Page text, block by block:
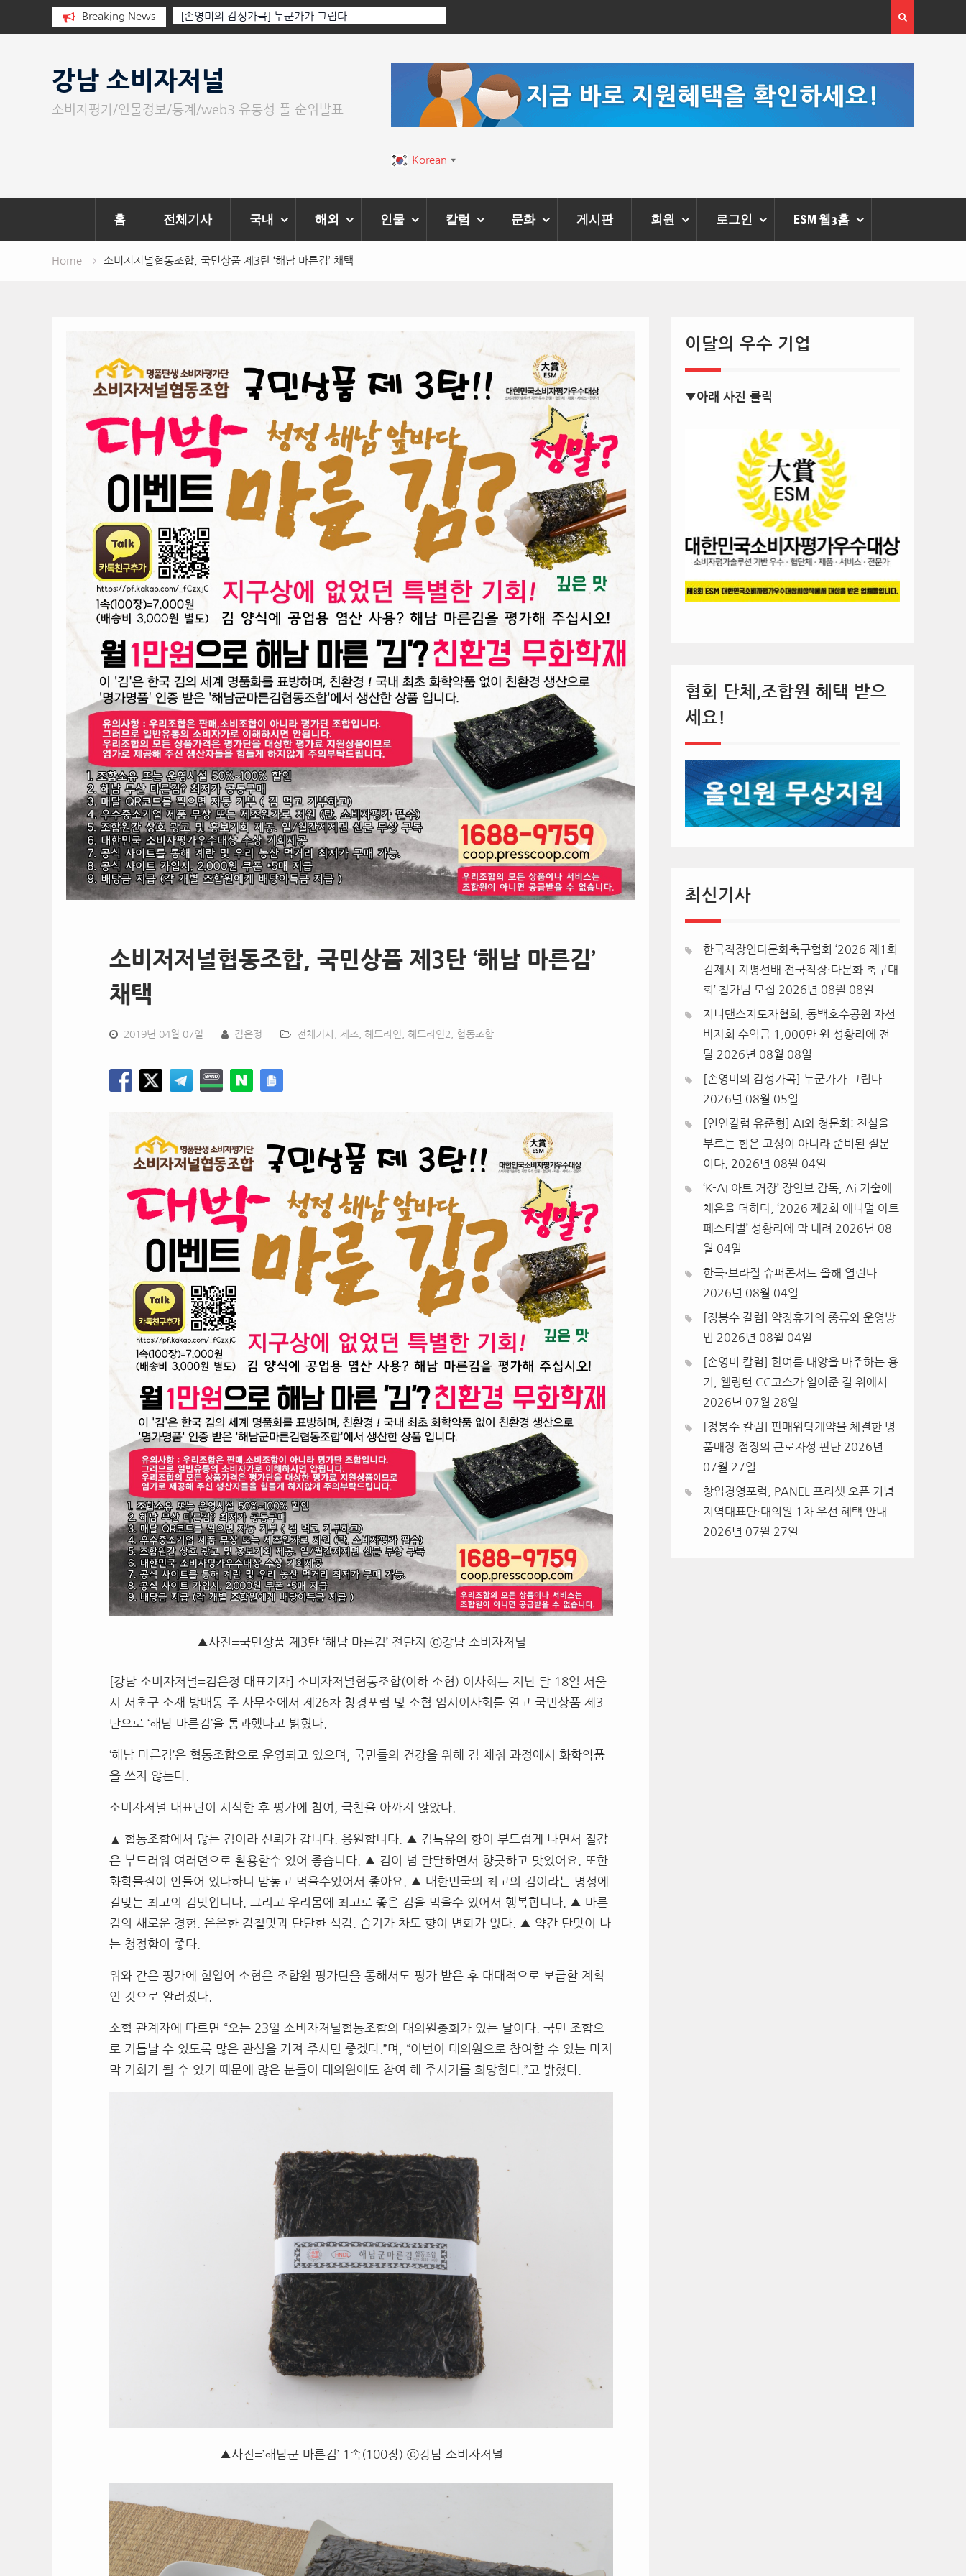
Breaking News
자선 바자회 수익금 [손영미의 감성가곡] 누군가가 그립다
이 아니라 준비된 질문이다.
‘K-AI 아트 거장’ 장인보 감독, Ai 기술에 체온을 더하다,
‘2026 제2회 애니멀 아트 페스티벌’ 성황리에 막 내려
강남 소비자저널
소비자평가/인물정보/통계/web3 유동성 풀 순위발표
Korean ▼
홈 전체기사 국내 해외 인물 칼럼 문화 게시판 회원 로그인 ESM 웹3홈
Home 소비저저널협동조합, 국민상품 제3탄 ‘해남 마른김’ 채택
소비저저널협동조합, 국민상품 제3탄 ‘해남 마른김’
채택
2019년 04월 07일 김은정 전체기사 제조 헤드라인 헤드라인2 협동조합
▲사진=국민상품 제3탄 ‘해남 마른김’ 전단지 ⓒ강남 소비자저널
[강남 소비자저널=김은정 대표기자] 소비자저널협동조합(이하 소협) 이사회는 지난 달 18일 서울
시 서초구 소재 방배동 주 사무소에서 제26차 창경포럼 및 소협 임시이사회를 열고 국민상품 제3
탄으로 ‘해남 마른김’을 통과했다고 밝혔다.
‘해남 마른김’은 협동조합으로 운영되고 있으며, 국민들의 건강을 위해 김 채취 과정에서 화학약품
을 쓰지 않는다.
소비자저널 대표단이 시식한 후 평가에 참여, 극찬을 아까지 않았다.
▲ 협동조합에서 많든 김이라 신뢰가 갑니다. 응원합니다. ▲ 김특유의 향이 부드럽게 나면서 질감
은 부드러워 여러면으로 활용할수 있어 좋습니다. ▲ 김이 넘 달달하면서 향긋하고 맛있어요. 또한
화학물질이 안들어 있다하니 맘놓고 먹을수있어서 좋아요. ▲ 대한민국의 최고의 김이라는 명성에
걸맞는 최고의 김맛입니다. 그리고 우리몸에 최고로 좋은 김을 먹을수 있어서 행복합니다. ▲ 마른
김의 새로운 경험. 은은한 감칠맛과 단단한 식감. 습기가 차도 향이 변화가 없다. ▲ 약간 단맛이 나
는 청정함이 좋다.
위와 같은 평가에 힘입어 소협은 조합원 평가단을 통해서도 평가 받은 후 대대적으로 보급할 계획
인 것으로 알려졌다.
소협 관계자에 따르면 “오는 23일 소비자저널협동조합의 대의원총회가 있는 날이다. 국민 조합으
로 거듭날 수 있도록 많은 관심을 가져 주시면 좋겠다.”며, “이번이 대의원으로 참여할 수 있는 마지
막 기회가 될 수 있기 때문에 많은 분들이 대의원에도 참여 해 주시기를 희망한다.”고 밝혔다.
▲사진=’해남군 마른김’ 1속(100장) ⓒ강남 소비자저널
이달의 우수 기업
▼아래 사진 클릭
협회 단체,조합원 혜택 받으
세요!
최신기사
한국직장인다문화축구협회 ‘2026 제1회
김제시 지평선배 전국직장·다문화 축구대
회’ 참가팀 모집 2026년 08월 08일
지니댄스지도자협회, 동백호수공원 자선
바자회 수익금 1,000만 원 성황리에 전
달 2026년 08월 08일
[손영미의 감성가곡] 누군가가 그립다
2026년 08월 05일
[인인칼럼 유준형] AI와 청문회: 진실을
부르는 힘은 고성이 아니라 준비된 질문
이다.
2026년 08월 04일
‘K-AI 아트 거장’ 장인보 감독, Ai 기술에
체온을 더하다, ‘2026 제2회 애니멀 아트
페스티벌’ 성황리에 막 내려 2026년 08
월 04일
한국·브라질 슈퍼콘서트 올해 열린다
2026년 08월 04일
[정봉수 칼럼] 약정휴가의 종류와 운영방
법 2026년 08월 04일
[손영미 칼럼] 한여름 태양을 마주하는 용
기, 웰링턴 CC코스가 열어준 길 위에서
2026년 07월 28일
[정봉수 칼럼] 판매위탁계약을 체결한 명
품매장 점장의 근로자성 판단 2026년
07월 27일
창업경영포럼, PANEL 프리셋 오픈 기념
지역대표단·대의원 1차 우선 혜택 안내
2026년 07월 27일